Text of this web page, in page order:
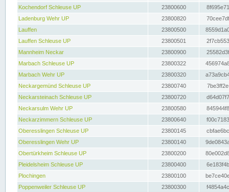
Kochendorf Schleuse UP
23800600
Ladenburg Wehr UP
23800820
Lauffen
23800500
Lauffen Schleuse UP
23800501
Mannheim Neckar
23800900
Marbach Schleuse UP
23800322
Marbach Wehr UP
23800320
Neckargemünd Schleuse UP
23800740
Neckarsteinach Schleuse UP
23800720
Neckarsulm Wehr UP
23800580
Neckarzimmern Schleuse UP
23800640
Oberesslingen Schleuse UP
23800145
Oberesslingen Wehr UP
23800140
Obertürkheim Schleuse UP
23800200
Pleidelsheim Schleuse UP
23800400
Plochingen
23800100
Poppenweiler Schleuse UP
23800300